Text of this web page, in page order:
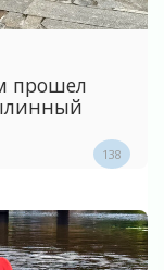
прошел
138